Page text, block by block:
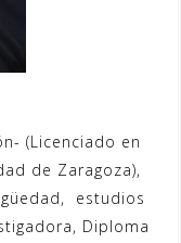
(Licenciado en
de Zaragoza),
estudios
Diploma